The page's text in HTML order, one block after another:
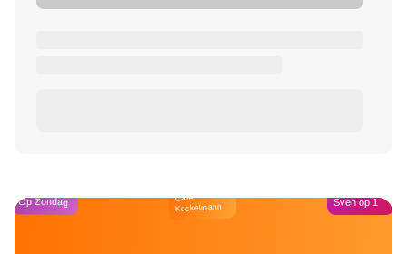
Op Zondag Café
Kockelmann Sven op 1